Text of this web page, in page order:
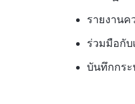
รายงาน
ร่วมมือกั
บันทึกกระ